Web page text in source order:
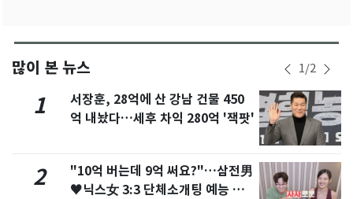
많이 본 뉴스 1/2
1
서장훈, 28억에 산 강남 건물 450
억 내놨다…세후 차익 280억 '잭팟'
2
"10억 버는데 9억 써요?"…삼전男
♥닉스女 3:3 단체소개팅 예능 화